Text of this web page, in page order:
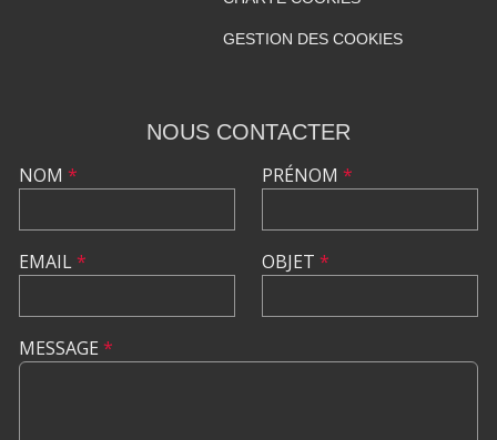
GESTION DES COOKIES
NOUS CONTACTER
NOM *
EMAIL*
PRÉNOM *
OBJET *
MESSAGE *